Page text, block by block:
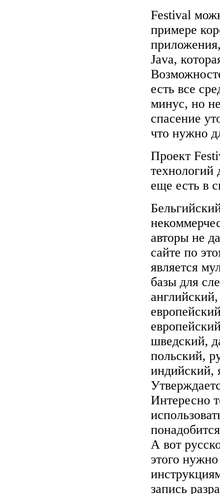
Festival
примере
Java,
есть все
минус, но
спасение
что нужно
Проект
еще есть в
авторы не
сайте по
является
базы для
шведский,
польский,
индийский,
Интересно
А вот
этого
запись